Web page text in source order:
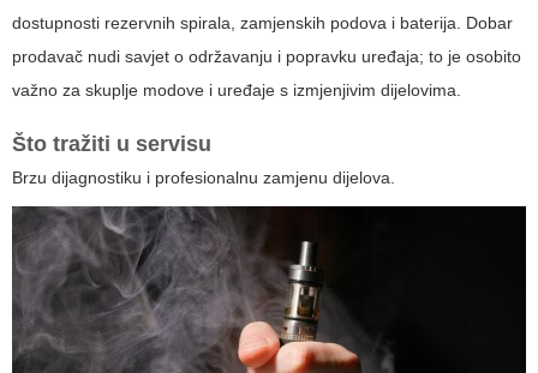
dostupnosti rezervnih spirala, zamjenskih podova i baterija. Dobar
prodavač nudi savjet o održavanju i popravku uređaja; to je osobito
važno za skuplje modove i uređaje s izmjenjivim dijelovima.
Što tražiti u servisu
Brzu dijagnostiku i profesionalnu zamjenu dijelova.